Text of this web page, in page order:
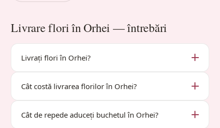
Livrare flori în Orhei — întrebări
Livrați flori în Orhei?
Cât costă livrarea florilor în Orhei?
Cât de repede aduceți buchetul în Orhei?